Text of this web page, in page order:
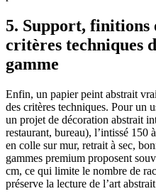
5. Support, finitions
critères techniques
gamme
Enfin, un papier peint abstrait
des critères techniques. Pour un
un projet de décoration abstrait
restaurant, bureau), l’intissé 150
en colle sur mur, retrait à sec,
gammes premium proposent
cm, ce qui limite le nombre de
préserve la lecture de l’art